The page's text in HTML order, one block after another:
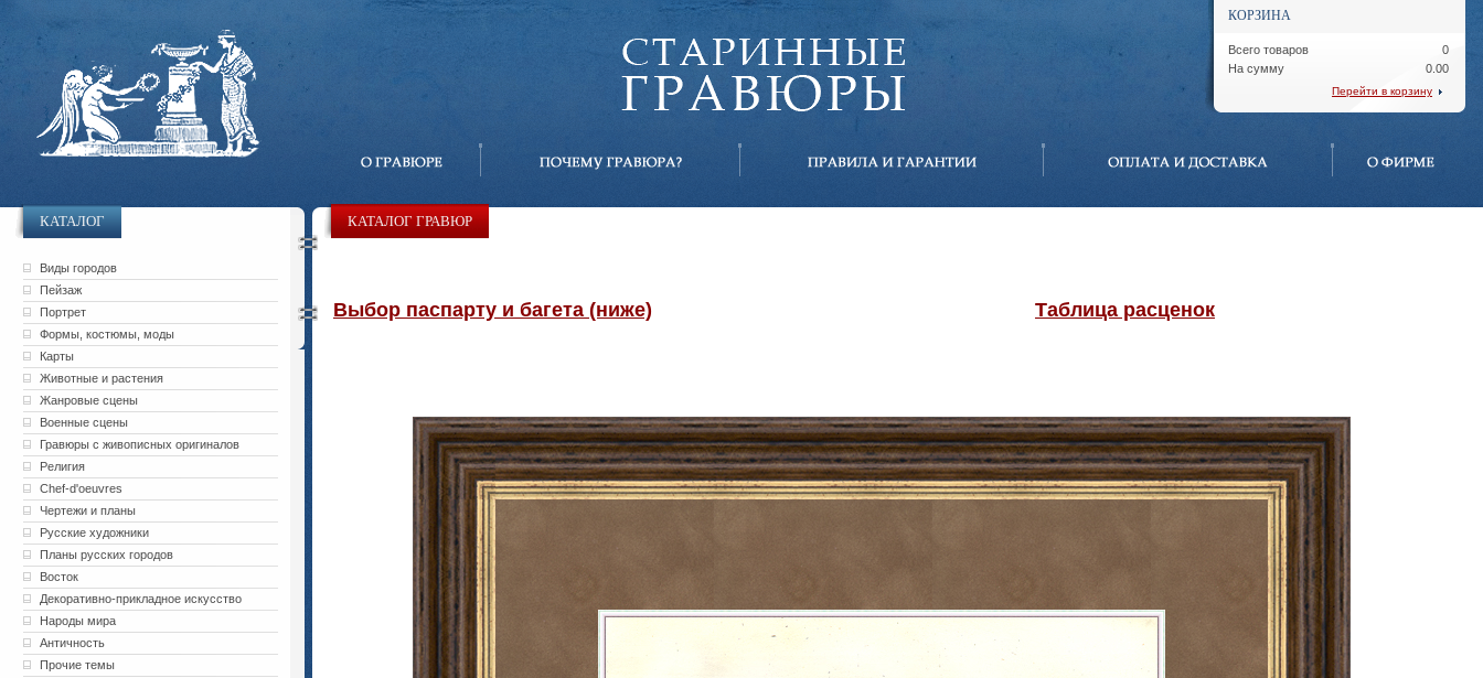
КОРЗИНА
Всего товаров
На сумму
0
0.00
Перейти в корзину
КАТАЛОГ
Виды городов
Пейзаж
Портрет
Формы, костюмы, моды
Карты
Животные и растения
Жанровые сцены
Военные сцены
Гравюры с живописных оригиналов
Религия
Chef-d'oeuvres
Чертежи и планы
Русские художники
Планы русских городов
Восток
Декоративно-прикладное искусство
Народы мира
Античность
Прочие темы
КАТАЛОГ ГРАВЮР
Выбор паспарту и багета (ниже) Таблица расценок